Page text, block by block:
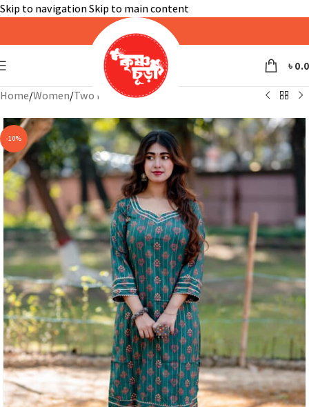
Skip to navigationSkip to main content
৳
Home/Women/Two Piece
-10%